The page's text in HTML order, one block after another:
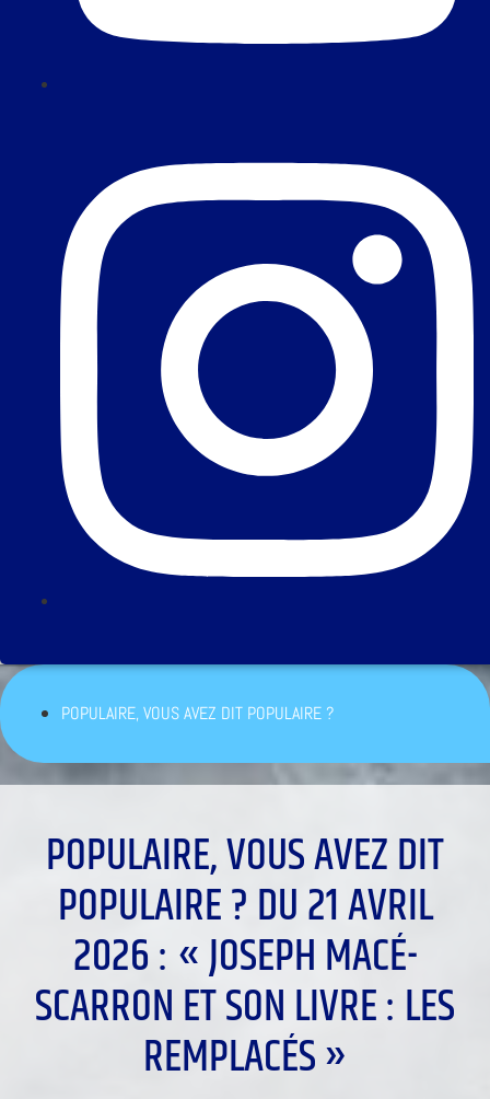
POPULAIRE, VOUS AVEZ DIT POPULAIRE ?
POPULAIRE, VOUS AVEZ DIT
POPULAIRE ? DU 21 AVRIL
2026 : « JOSEPH MACÉ-
SCARRON ET SON LIVRE : LES
REMPLACÉS »